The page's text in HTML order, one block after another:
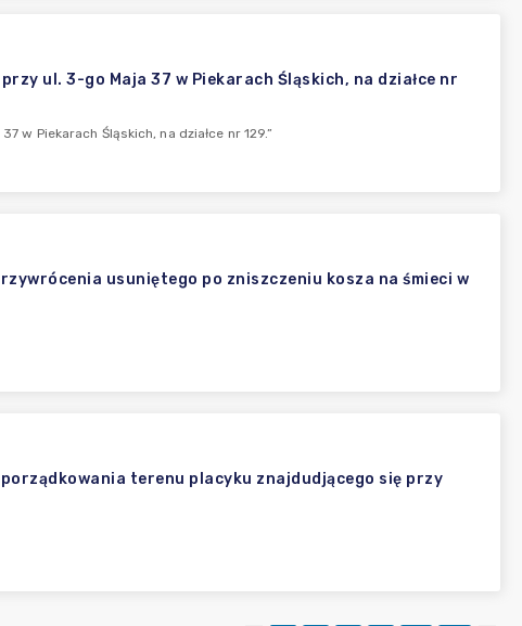
ul. 3-go Maja 37 w Piekarach Śląskich, na działce nr
w Piekarach Śląskich, na działce nr 129.”
usuniętego po zniszczeniu kosza na śmieci w
terenu placyku znajdudjącego się przy